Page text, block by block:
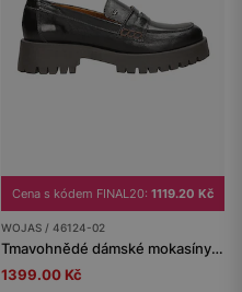
Cena s kódem FINAL20: 1119.20 Kč
WOJAS / 46124-02
Tmavohnědé dámské mokasíny na vysoké podrážce
1399.00 Kč